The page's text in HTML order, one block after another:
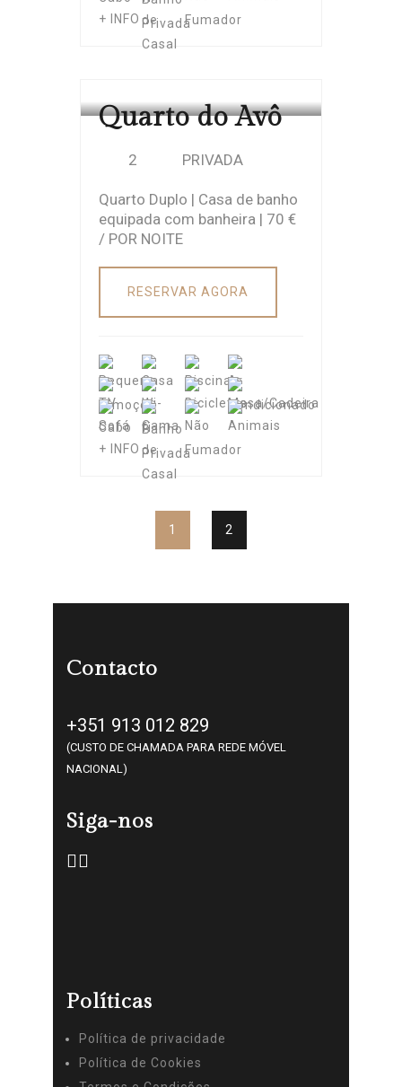
+ INFO
Quarto do Avô
2 PRIVADA
Quarto Duplo | Casa de banho
equipada com banheira | 70 €
/ POR NOITE
+ INFO
1 2
Contacto
+351 913 012 829
(CUSTO DE CHAMADA PARA REDE MÓVEL
NACIONAL)
Siga-nos
Políticas
Política de privacidade
Política de Cookies